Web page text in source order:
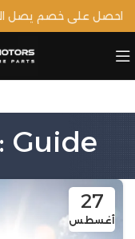
Guide
27
أغسطس
احصل على خصم يصل الى 20% وشحن مجاني على اول